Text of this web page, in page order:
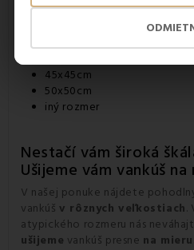
45x45cm
50x50cm
iný rozmer
Nestačí vám široká
Ušijeme vám vankúš na
V našej ponuke nájdete
vankúš v rôznych veľkostiach.
atypického rozmeru nás
ušijeme vankúš presne na mieru